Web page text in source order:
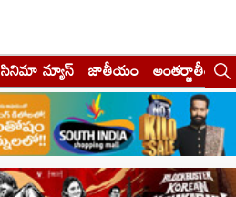
సినిమా న్యూస్ జాతీయం అంతర్జాతీయం